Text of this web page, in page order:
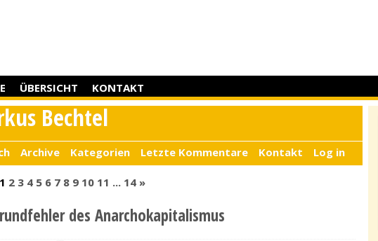
ÜBERSICHT KONTAKT
Bechtel
Archive Kategorien Letzte Kommentare Kontakt Log in
1 2 3 4 5 6 7 8 9 10 11 ... 14 »
des Anarchokapitalismus